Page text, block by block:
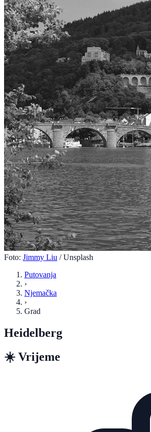
Foto: Jimmy Liu / Unsplash
Putovanja
›
Njemačka
›
Grad
Heidelberg
☀️ Vrijeme